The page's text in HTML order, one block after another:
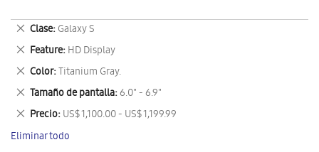
Clase Galaxy S
Eliminar
este
artículo
Feature HD Display
Eliminar
este
artículo
Color Titanium Gray.
Eliminar
este
artículo
Tamaño de pantalla 6.0" - 6.9"
Eliminar
este
artículo
Precio US$ 1,100.00 - US$ 1,199.99
Eliminar
este
artículo
Eliminar todo